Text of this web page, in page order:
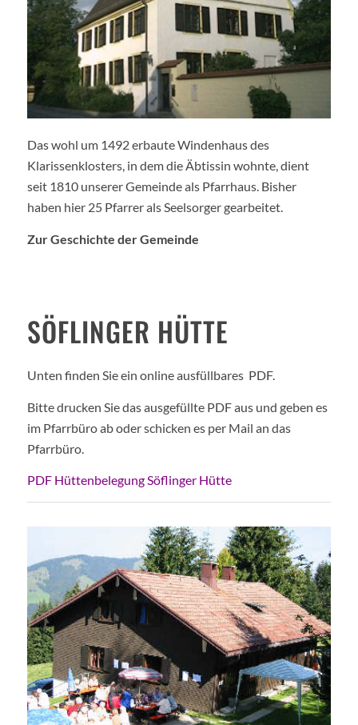
Das wohl um 1492 erbaute Windenhaus des
Klarissenklosters, in dem die Äbtissin wohnte, dient
seit 1810 unserer Gemeinde als Pfarrhaus. Bisher
haben hier 25 Pfarrer als Seelsorger gearbeitet.
Zur Geschichte der Gemeinde
SÖFLINGER HÜTTE
Unten finden Sie ein online ausfüllbares PDF.
Bitte drucken Sie das ausgefüllte PDF aus und geben es
im Pfarrbüro ab oder schicken es per Mail an das
Pfarrbüro.
PDF Hüttenbelegung Söflinger Hütte